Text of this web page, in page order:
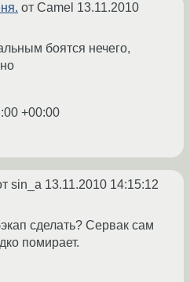
от Camel 13.11.2010
боятся нечего,
+00:00
sin_a 13.11.2010 14:15:12
сделать? Сервак сам
помирает.